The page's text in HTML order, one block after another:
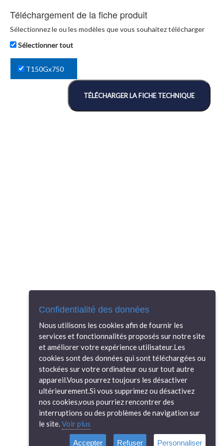
Téléchargement de la fiche produit
Sélectionnez le ou les modèles que vous souhaitez télécharger
Sélectionner tout
T150Gx750
Confidentialité des données
Nous utilisons les cookies afin de fournir les
services et fonctionnalités proposés sur notre site
et améliorer votre expérience utilisateur.Les
cookies sont des données qui sont téléchargées ou
stockées sur votre ordinateur ou sur tout autre
appareil.Vous pourrez toujours les désactiver
ultérieurement.Si vous supprimez ou désactivez
nos cookies,vous pourriez rencontrer des
interruptions ou des problèmes de navigation sur
le site.Voir plus
Accepter Refuser Personnaliser